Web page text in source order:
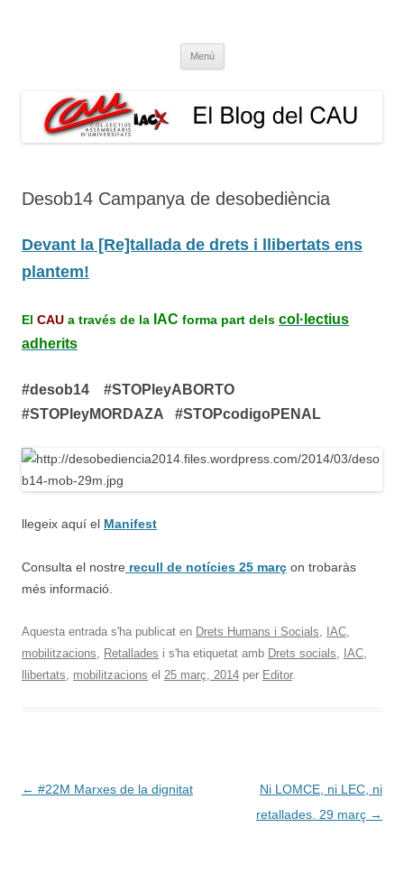
Menú
Desob14 Campanya de desobediència
Devant la [Re]tallada de drets i llibertats ens
plantem!
El CAU a través de la IAC forma part dels col·lectius
adherits
#desob14 #STOPleyABORTO
#STOPleyMORDAZA #STOPcodigoPENAL
llegeix aquí el Manifest
Consulta el nostre recull de notícies 25 març on trobaràs
més informació.
Aquesta entrada s'ha publicat en Drets Humans i Socials IAC
mobilitzacions
Retallades i s'ha etiquetat amb Drets socials IAC
llibertats
mobilitzacions el 25 març, 2014 per Editor.
Navegació
← #22M Marxes de la dignitat
Ni LOMCE, ni LEC, ni
retallades. 29 març →